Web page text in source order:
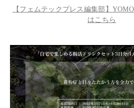
【フェムテックプレス編集部】
はこちら